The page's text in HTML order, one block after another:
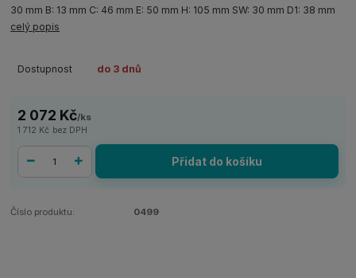
30 mm B: 13 mm C: 46 mm E: 50 mm H: 105 mm SW: 30 mm D1: 38 mm
celý popis
Dostupnost do 3 dnů
2 072 Kč/ks
1 712 Kč bez DPH
Přidat do košíku
Číslo produktu: 0499